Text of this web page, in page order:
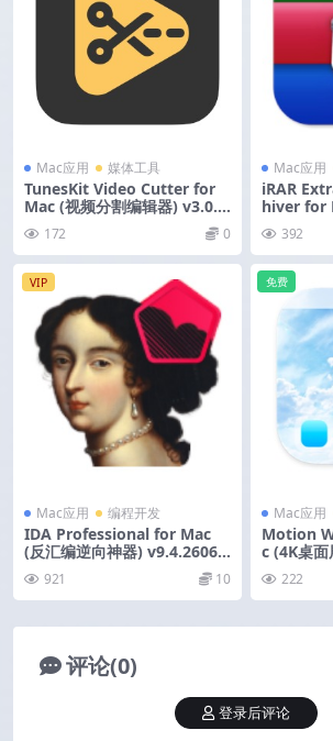
Mac应用 媒体工具
TunesKit Video Cutter for
Mac (视频分割编辑器) v3.0.0
172 0
Mac应用
iRAR
hiver for
392
VIP
Mac应用 编程开发
IDA Professional for Mac
(反汇编逆向神器) v9.4.26061
921 10
Mac应用
Motion
c (4K桌
免费
222
评论(0)
登录后评论